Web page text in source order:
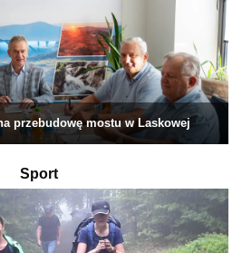
przebudowę mostu w Laskowej
Sport